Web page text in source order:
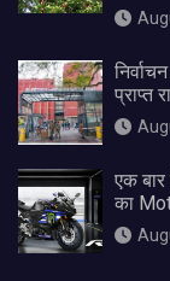
प्राप्त
एक
का